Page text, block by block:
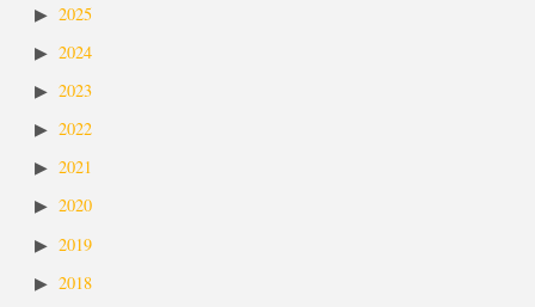
2025
2024
2023
2022
2021
2020
2019
2018